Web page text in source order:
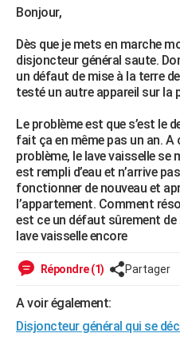
Essais
Réserver un essai
Citadines
Berlines
SUV
Forum auto
+HIGH-TECH
Mobiles
Meilleur smartphone
Internet
Ordinateurs
Jeux vidéo
Guide high-tech
+BRICOLAGE
Forum
Aménagement intérieur
Extérieur
Cuisine
Salle de bains
Jardinage
Rangement
WEEK-END
Guides de France
Escapades
Patrimoine
Expositions
Musées
Week-end nature
+LIFESTYLE
Art de vivre
Bien-être
Loisirs
Modes de vie
SANTE
Alimentation
Guide de la santé
Maladies
Médicaments
Sommeil
VOYAGE
Destinations
City break
Voyage nature
Voyage de noces
Forum
Climat
+PHOTO
Bonjour,
Dès que je mets en marche
disjoncteur général saute.
un défaut de mise à la terre
testé un autre appareil sur la
Le problème est que s’est le
fait ça en même pas un an. A
problème, le lave vaisselle se
est rempli d’eau et n’arrive
fonctionner de nouveau et
l’appartement. Comment
est ce un défaut sûrement
lave vaisselle encore
Répondre (1) Partager
A voir également:
Disjoncteur général qui se